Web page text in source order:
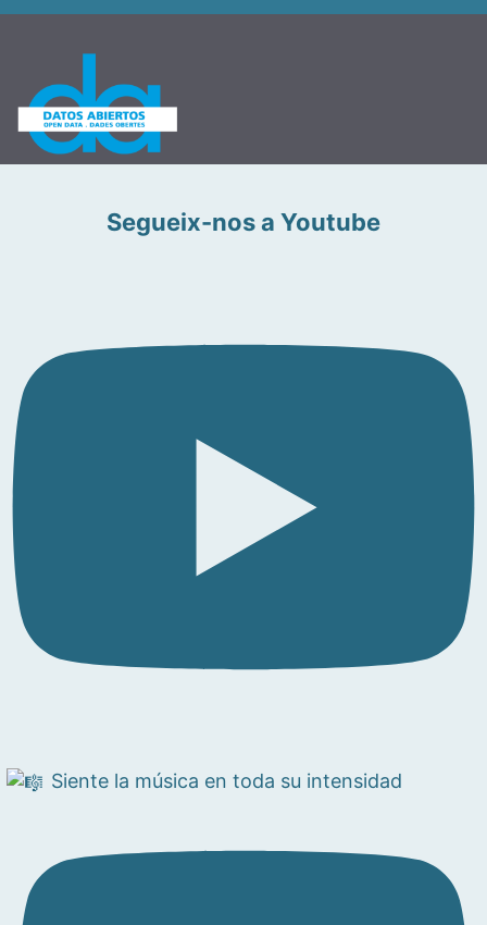
Segueix-nos a Youtube
Siente la música en toda su intensidad